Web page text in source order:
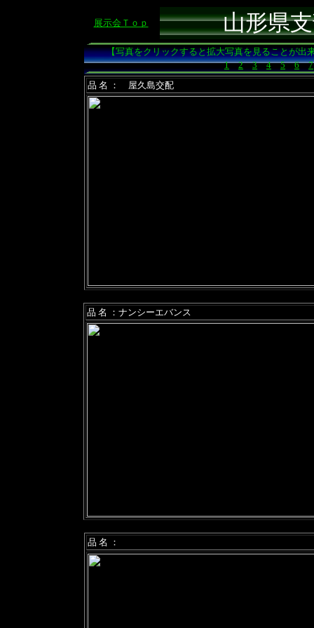
展示会Ｔｏｐ 山形県
【写真をクリックすると拡大写真を見ることが出
1
2 3 4 5 6
7
品 名 ： 屋久島交配
品 名 ：ナンシーエバンス
品 名 ：